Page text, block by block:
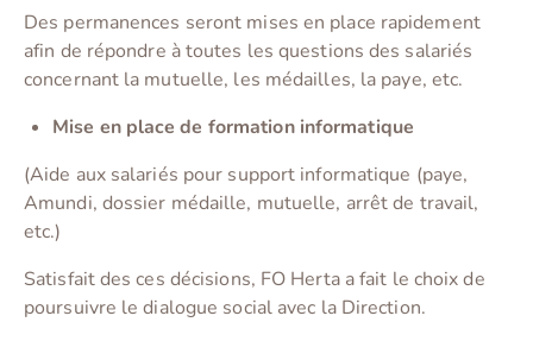
Des permanences seront mises en place rapidement
afin de répondre à toutes les questions des salariés
concernant la mutuelle, les médailles, la paye, etc.
Mise en place de formation informatique
(Aide aux salariés pour support informatique (paye,
Amundi, dossier médaille, mutuelle, arrêt de travail,
etc.)
Satisfait des ces décisions, FO Herta a fait le choix de
poursuivre le dialogue social avec la Direction.